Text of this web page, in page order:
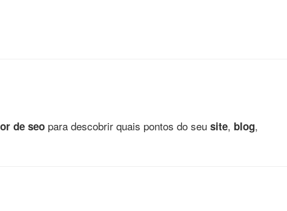
de seo para descobrir quais pontos do seu site, blog,